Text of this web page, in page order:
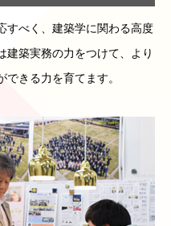
すべく、建築学に関わる高度
建築実務の力をつけて、より
きる力を育てます。